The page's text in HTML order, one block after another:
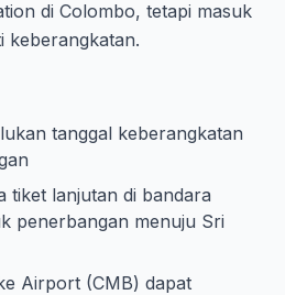
di Colombo, tetapi masuk
keberangkatan.
tanggal keberangkatan
tiket lanjutan di bandara
penerbangan menuju Sri
Airport (CMB) dapat